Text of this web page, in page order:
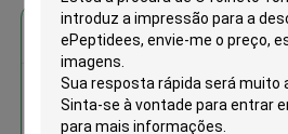
Obter o melhor
O folheto
dobrável